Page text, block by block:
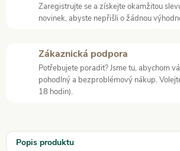
Zaregistrujte se a získejte okamžitou
novinek, abyste nepřišli o žádnou
Zákaznická podpora
Potřebujete poradit? Jsme tu, abychom
pohodlný a bezproblémový nákup.
18 hodin).
Popis produktu